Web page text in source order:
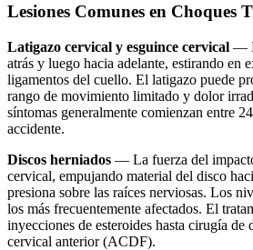
Lesiones Comunes en Choques
Latigazo cervical y esguince cervical —
atrás y luego hacia adelante, estirando en
ligamentos del cuello. El latigazo puede
rango de movimiento limitado y dolor
síntomas generalmente comienzan entre
accidente.
Discos herniados — La fuerza del
cervical, empujando material del disco
presiona sobre las raíces nerviosas. Los
los más frecuentemente afectados. El
inyecciones de esteroides hasta cirugía de
cervical anterior (ACDF).